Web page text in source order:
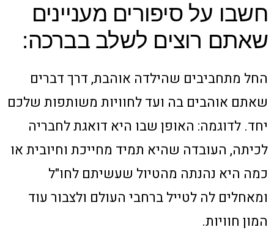
חשבו על סיפורים מעניינים
שאתם רוצים לשלב בברכה:
החל מתחביבים שהילדה אוהבת, דרך דברים
שאתם אוהבים בה ועד לחוויות משותפות שלכם
יחד. לדוגמה: האופן שבו היא דואגת לחבריה
לכיתה, העובדה שהיא תמיד מחייכת וחיובית או
כמה היא נהנתה מהטיול שעשיתם לחו"ל
ומאחלים לה לטייל ברחבי העולם ולצבור עוד
המון חוויות.